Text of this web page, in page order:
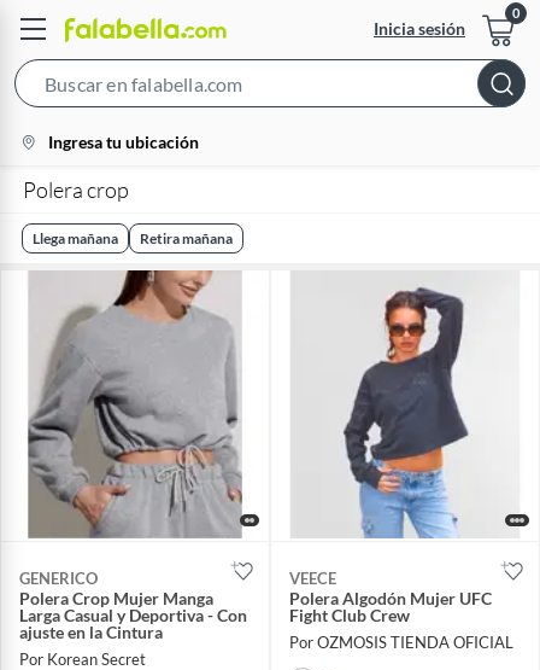
Inicia sesión
Bar
location-
icon
Ingresa tu ubicación
Polera crop
Llega mañana Retira mañana
GENERICO
Polera Crop Mujer Manga
Larga Casual y Deportiva - Con
ajuste en la Cintura
Por Korean Secret
VEECE
Polera Algodón Mujer UFC
Fight Club Crew
Por OZMOSIS TIENDA OFICIAL